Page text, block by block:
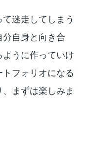
迷走してしまう
自身と向き合
うに作っていけ
フォリオになる
まずは楽しみま